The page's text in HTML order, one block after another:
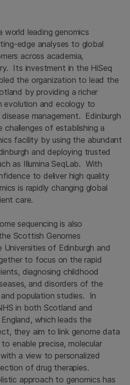
world leading genomics
edge analyses to global
across academia,
Its investment in the HiSeq
the organization to lead the
by providing a richer
evolution and ecology to
management. Edinburgh
challenges of establishing a
facility by using the abundant
and deploying trusted
as Illumina SeqLab. With
to deliver high quality
is rapidly changing global
care.
sequencing is also
Scottish Genomes
of Edinburgh and
to focus on the rapid
diagnosing childhood
and disorders of the
population studies. In
in both Scotland and
which leads the
they aim to link genome data
enable precise, molecular
a view to personalized
of drug therapies.
approach to genomics has